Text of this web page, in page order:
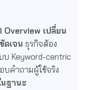
Overview เปลี่ยน
ดเจน ธุรกิจต้อง
Keyword-centric
บคำถามผู้ใช้จริง
ฐานะ